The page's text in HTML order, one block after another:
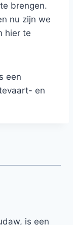
brengen.
nu zijn we
hier te
een
en
is een